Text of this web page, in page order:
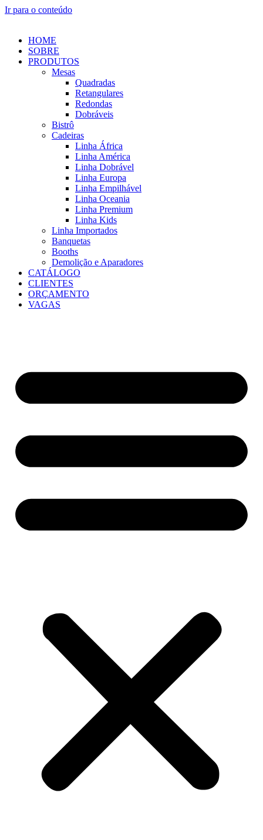
Ir para o conteúdo
HOME
SOBRE
PRODUTOS
Mesas
Quadradas
Retangulares
Redondas
Dobráveis
Bistrô
Cadeiras
Linha África
Linha América
Linha Dobrável
Linha Europa
Linha Empilhável
Linha Oceania
Linha Premium
Linha Kids
Linha Importados
Banquetas
Booths
Demolição e Aparadores
CATÁLOGO
CLIENTES
ORÇAMENTO
VAGAS